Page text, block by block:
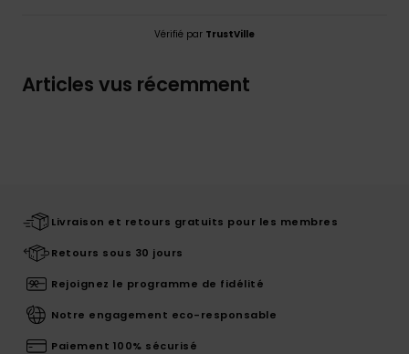
Vérifié par TrustVille
Articles vus récemment
Livraison et retours gratuits pour les membres
Retours sous 30 jours
Rejoignez le programme de fidélité
Notre engagement eco-responsable
Paiement 100% sécurisé